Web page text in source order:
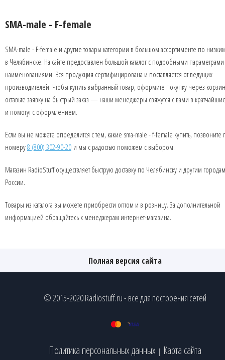
SMA-male - F-female
SMA-male - F-female и другие товары категории в большом ассортименте по
в Челябинске. На сайте предоставлен большой каталог с подробными
наименованиями. Вся продукция сертифицирована и поставляется от ведущих
производителей. Чтобы купить выбранный товар, оформите покупку через
оставьте заявку на быстрый заказ — наши менеджеры свяжутся с вами в
и помогут с оформлением.
Если вы не можете определится с тем, какие sma-male - f-female купить, позвоните
номеру8 (800) 302-90-20 и мы с радостью поможем с выбором.
Магазин RadioStuff осуществляет быструю доставку по Челябинску и другим городам
России.
Товары из каталога вы можете приобрести оптом и в розницу. За дополнительной
информацией обращайтесь к менеджерам интернет-магазина.
Полная версия сайта
© 2015-2020 Radiostuff.ru - все для построения сетей
Политика персональных данных | Карта сайта